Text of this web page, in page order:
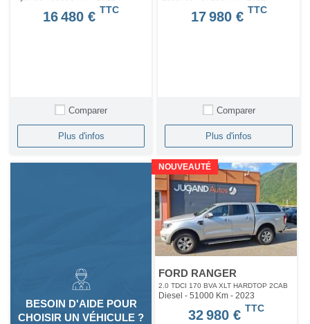
16 480 € TTC
Comparer
Plus d'infos
17 980 € TTC
Comparer
Plus d'infos
BESOIN D'AIDE POUR
CHOISIR UN VÉHICULE ?
NOUVEAUTÉ
FORD RANGER
2.0 TDCI 170 BVA XLT HARDTOP 2CAB
Diesel - 51000 Km- 2023
32 980 € TTC